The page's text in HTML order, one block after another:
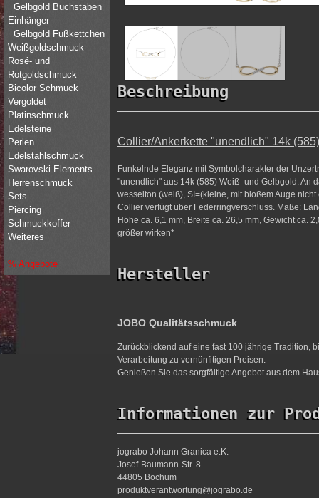
Beschreibung
Collier/Ankerkette "unendlich" 14k
Funkelnde Eleganz mit Symbolcharakter der
"unendlich" aus 14k (585) Weiß- und Gelbgold. An
wesselton (weiß), SI=(kleine, mit bloßem Auge
Collier verfügt über Federringverschluss. Maße:
Höhe ca. 6,1 mm, Breite ca. 26,5 mm, Gewicht ca.
größer wirken*
Hersteller
JOBO Qualitätsschmuck
Zurückblickend auf eine fast 100 jährige Tradition,
Verarbeitung zu vernünfitigen Preisen.
Genießen Sie das sorgfältige Angebot aus dem
Informationen zur
jograbo Johann Granica e.K.
Josef-Baumann-Str. 8
44805 Bochum
produktverantwortung@jograbo.de
Gelbgold Buchstaben
Einhänger
Gelbgold Fußkettchen
Weißgoldschmuck
Rosé- und
Rotgoldschmuck
Bicolor Schmuck
Vergoldet
Platinschmuck
Edelsteine
Perlen
Edelstahlschmuck
Swarovski Elements
Herrenschmuck
Sets
Piercing
Schmuckkoffer
Weiteres
% Angebote